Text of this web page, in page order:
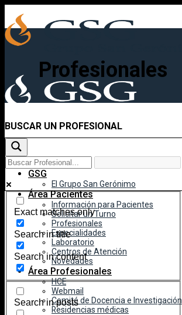
content
Inicio
GSG
El Grupo San Gerónimo
Área Pacientes
Información para Pacientes
Solicitar un Turno
Profesionales
Especialidades
Laboratorio
Centros de Atención
Novedades
Área Profesionales
HCE
Webmail
Comité de Docencia e Investigación
Residencias médicas
Profesionales
BUSCAR UN PROFESIONAL
Exact matches only
Search in title
Search in content
Search in posts